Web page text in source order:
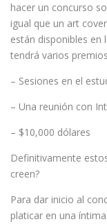
hacer un concurso
igual que un art
están disponibles en
tendrá varios
– Sesiones en el
– Una reunión con
– $10,000 dólares
Definitivamente
creen?
Para dar inicio al
platicar en una